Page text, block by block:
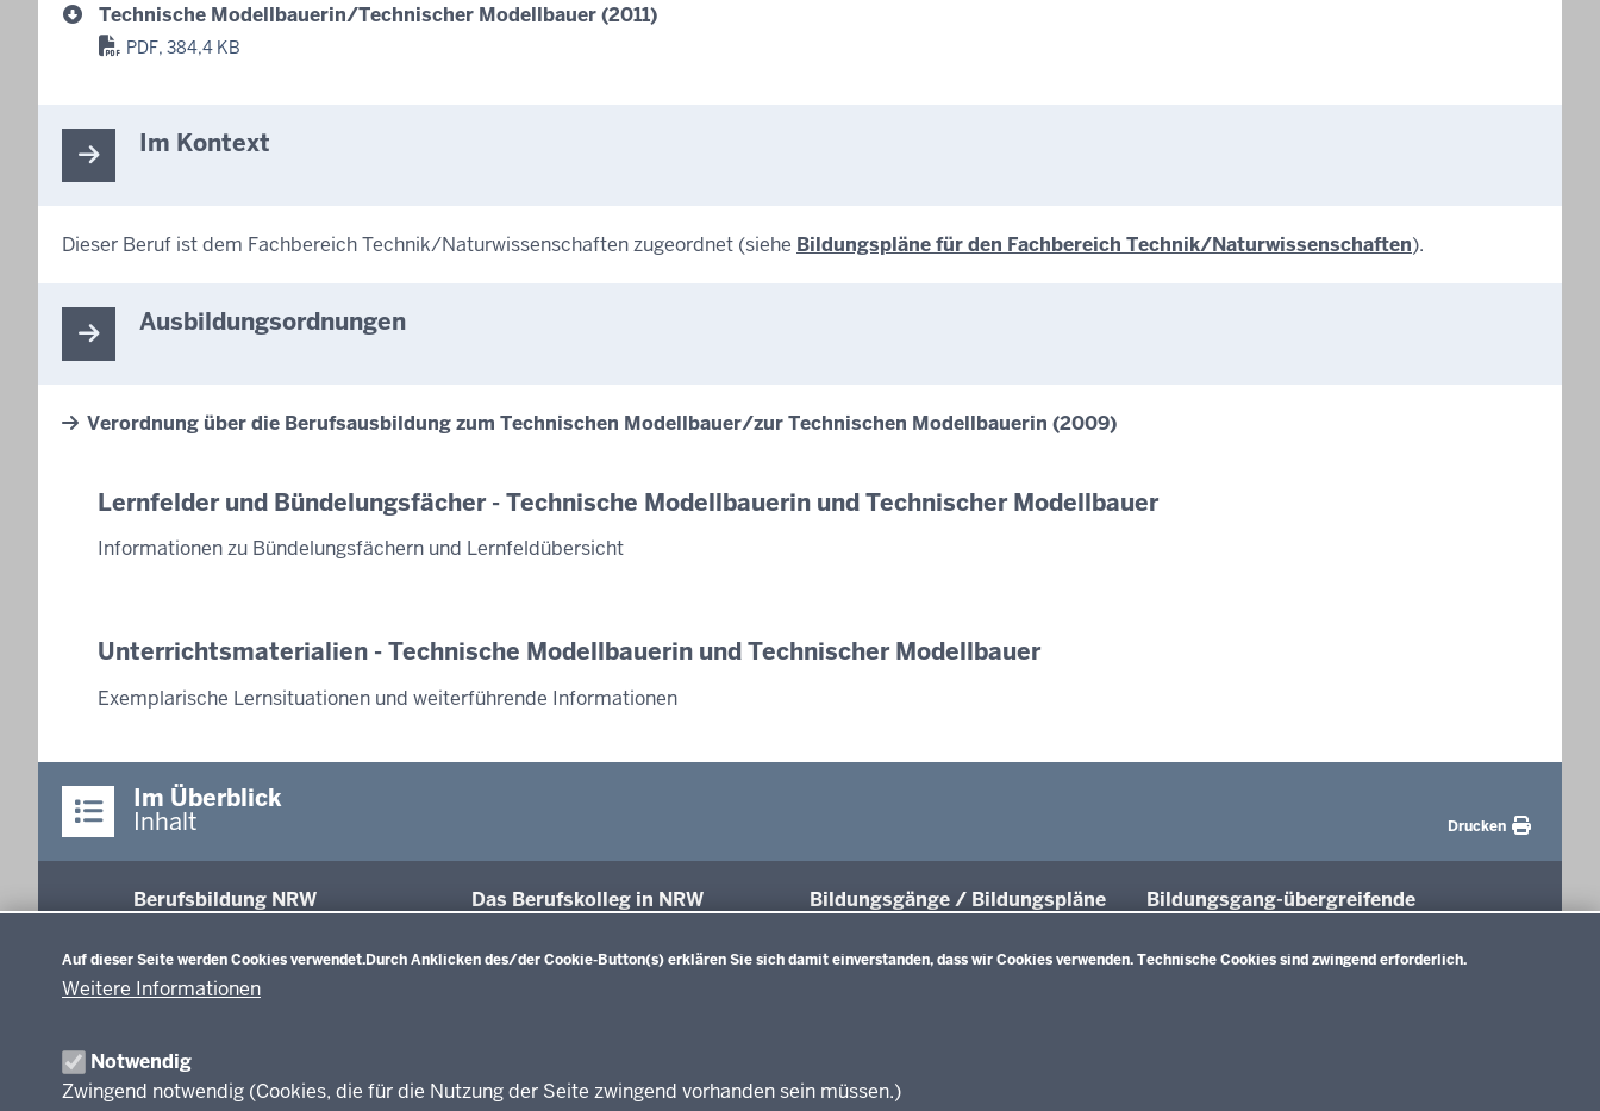
Auf dieser Seite werden Cookies verwendet.Durch Anklicken des/der Cookie-Button(s) erklären Sie sich damit einverstanden, dass wir Cookies verwenden. Technische Cookies sind zwingend erforderlich.
Weitere Informationen
Notwendig
Zwingend notwendig (Cookies, die für die Nutzung der Seite zwingend vorhanden sein müssen.)
Technische Modellbauerin/Technischer Modellbauer (2011)
PDF, 384,4 KB
Im Kontext
Dieser Beruf ist dem Fachbereich Technik/Naturwissenschaften zugeordnet (siehe Bildungspläne für den Fachbereich Technik/Naturwissenschaften).
Ausbildungsordnungen
Verordnung über die Berufsausbildung zum Technischen Modellbauer/zur Technischen Modellbauerin (2009)
Lernfelder und Bündelungsfächer - Technische Modellbauerin und Technischer Modellbauer
Informationen zu Bündelungsfächern und Lernfeldübersicht
Unterrichtsmaterialien - Technische Modellbauerin und Technischer Modellbauer
Exemplarische Lernsituationen und weiterführende Informationen
Im Überblick
Inhalt Drucken
Berufsbildung NRW Das Berufskolleg in NRW
Fachkräfte von morgen
Weiterführende Links
Bildungsgänge / Bildungspläne
Bildungspläne Ausbildungsvorbereitung
Fachoberschule (Anlage C)
Bildungspläne Berufliches Gymnasium und
Bildungsgang-übergreifende
Unterricht